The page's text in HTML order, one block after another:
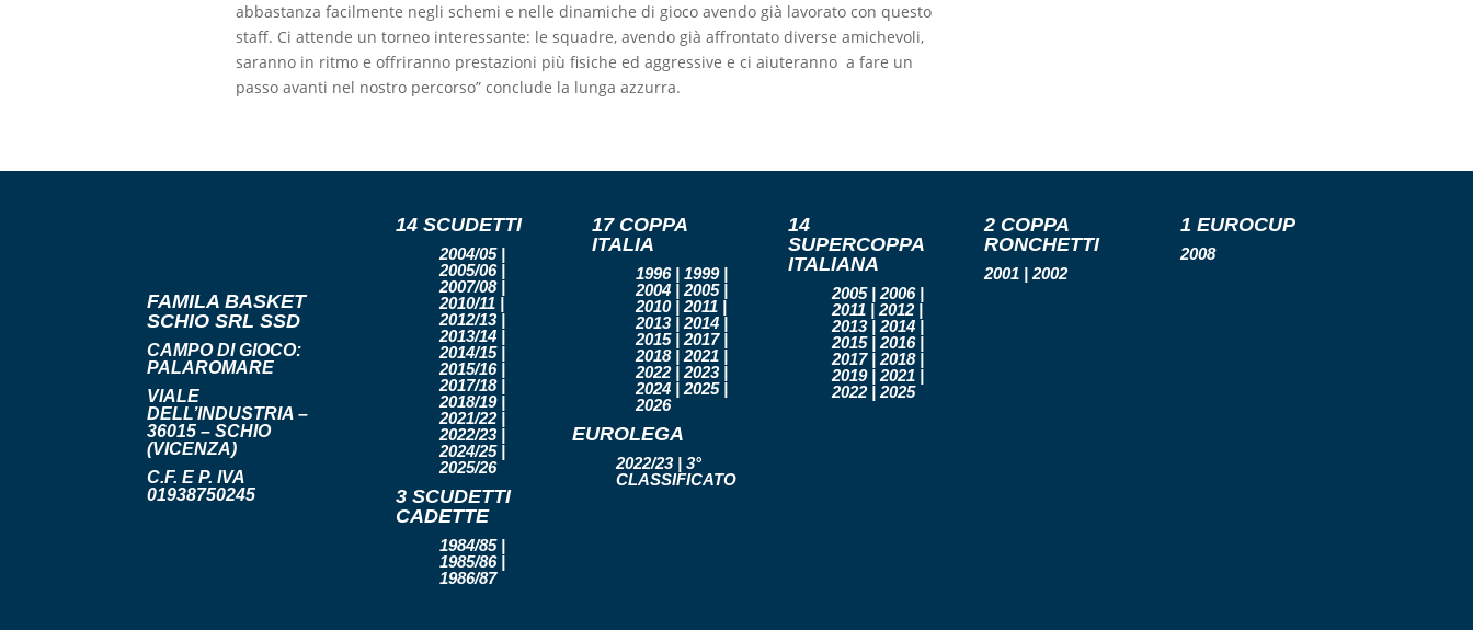
abbastanza facilmente negli schemi e nelle dinamiche di gioco avendo già lavorato con questo
staff. Ci attende un torneo interessante: le squadre, avendo già affrontato diverse amichevoli,
saranno in ritmo e offriranno prestazioni più fisiche ed aggressive e ci aiuteranno a fare un
passo avanti nel nostro percorso” conclude la lunga azzurra.
FAMILA BASKET
SCHIO SRL SSD
CAMPO DI GIOCO:
PALAROMARE
VIALE
DELL’INDUSTRIA –
36015 – SCHIO
(VICENZA)
C.F. E P. IVA
01938750245
14 SCUDETTI
2004/05 |
2005/06 |
2007/08 |
2010/11 |
2012/13 |
2013/14 |
2014/15 |
2015/16 |
2017/18 |
2018/19 |
2021/22 |
2022/23 |
2024/25 |
2025/26
3 SCUDETTI
CADETTE
1984/85 |
1985/86 |
1986/87
17 COPPA
ITALIA
1996 | 1999 |
2004 | 2005 |
2010 | 2011 |
2013 | 2014 |
2015 | 2017 |
2018 | 2021 |
2022 | 2023 |
2024 | 2025 |
2026
EUROLEGA
2022/23 | 3°
CLASSIFICATO
14
SUPERCOPPA
ITALIANA
2005 | 2006 |
2011 | 2012 |
2013 | 2014 |
2015 | 2016 |
2017 | 2018 |
2019 | 2021 |
2022 | 2025
2 COPPA
RONCHETTI
2001 | 2002
1 EUROCUP
2008